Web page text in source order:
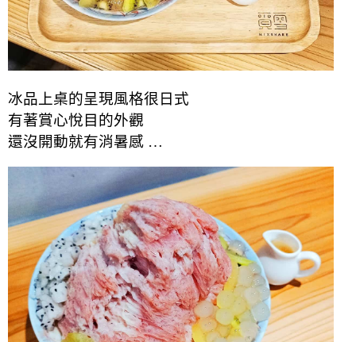
冰品上桌的呈現風格很日式
有著賞心悅目的外觀
還沒開動就有消暑感 …